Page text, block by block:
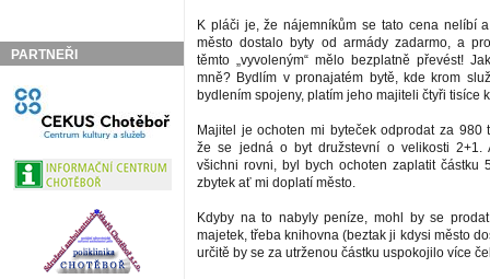
PARTNEŘI
K pláči je, že nájemníkům se tato cena nelíbí
město dostalo byty od armády zadarmo, a
těmto „vyvoleným“ mělo bezplatně převést!
mně? Bydlím v pronajatém bytě, kde krom
bydlením spojeny, platím jeho majiteli čtyři tisíce
Majitel je ochoten mi byteček odprodat za 980
že se jedná o byt družstevní o velikosti 2+1.
všichni rovni, byl bych ochoten zaplatit částku
zbytek ať mi doplatí město.
Kdyby na to nabyly peníze, mohl by se
majetek, třeba knihovna (beztak ji kdysi město
určitě by se za utrženou částku uspokojilo více